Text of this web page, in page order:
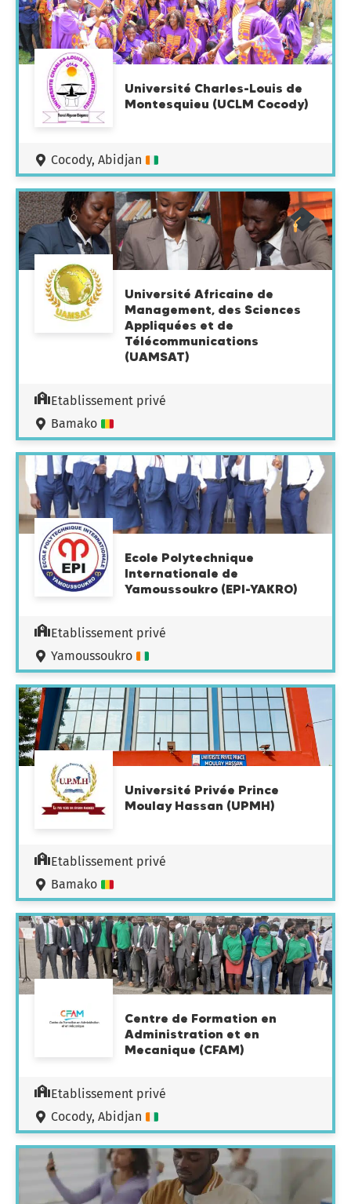
Université Charles-Louis de
Montesquieu (UCLM Cocody)
Cocody, Abidjan
Université Africaine de
Management, des Sciences
Appliquées et de
Télécommunications
(UAMSAT)
Etablissement privé
Bamako
Ecole Polytechnique
Internationale de
Yamoussoukro (EPI-YAKRO)
Etablissement privé
Yamoussoukro
Université Privée Prince
Moulay Hassan (UPMH)
Etablissement privé
Bamako
Centre de Formation en
Administration et en
Mecanique (CFAM)
Etablissement privé
Cocody, Abidjan